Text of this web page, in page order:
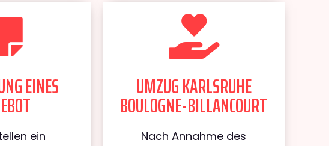
EINES
ein
UMZUG KARLSRUHE
BOULOGNE-BILLANCOURT
Nach Annahme des